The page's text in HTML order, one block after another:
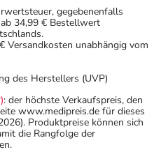
Monats.
gegebenenfalls
34,99 € Bestellwert
Versandkosten unabhängig vom
des Herstellers (UVP)
: der höchste Verkaufspreis, den
www.medipreis.de für dieses
Produktpreise können sich
die Rangfolge der